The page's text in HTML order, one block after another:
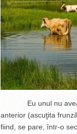
Eu unul nu aveam
anterior (ascuţita
fiind, se pare, într-o